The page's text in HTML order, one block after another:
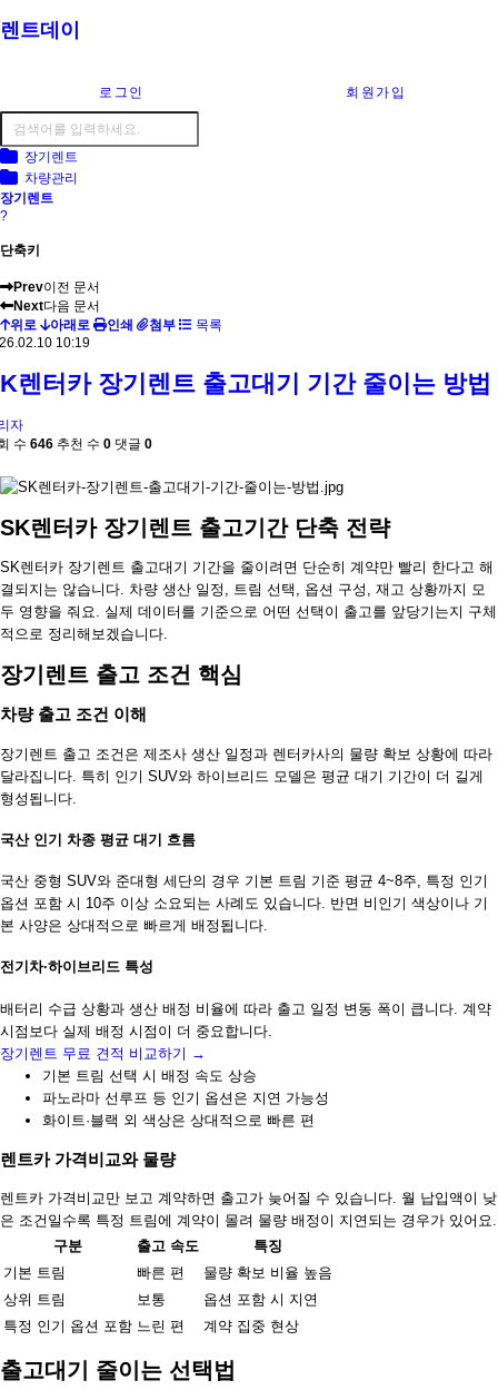
렌트데이
로그인 회원가입
장기렌트
차량관리
장기렌트
?
단축키
Prev이전 문서
Next다음 문서
위로
아래로 인쇄 첨부
목록
10:19
렌터카 장기렌트 출고대기 기간 줄이는 방법
자
수 646 추천 수 0 댓글 0
SK렌터카 장기렌트 출고기간 단축 전략
SK렌터카 장기렌트 출고대기 기간을 줄이려면 단순히 계약만 빨리 한다고 해
결되지는 않습니다. 차량 생산 일정, 트림 선택, 옵션 구성, 재고 상황까지 모
두 영향을 줘요. 실제 데이터를 기준으로 어떤 선택이 출고를 앞당기는지 구체
적으로 정리해보겠습니다.
장기렌트 출고 조건 핵심
차량 출고 조건 이해
장기렌트 출고 조건은 제조사 생산 일정과 렌터카사의 물량 확보 상황에 따라
달라집니다. 특히 인기 SUV와 하이브리드 모델은 평균 대기 기간이 더 길게
형성됩니다.
국산 인기 차종 평균 대기 흐름
국산 중형 SUV와 준대형 세단의 경우 기본 트림 기준 평균 4~8주, 특정 인기
옵션 포함 시 10주 이상 소요되는 사례도 있습니다. 반면 비인기 색상이나 기
본 사양은 상대적으로 빠르게 배정됩니다.
전기차·하이브리드 특성
배터리 수급 상황과 생산 배정 비율에 따라 출고 일정 변동 폭이 큽니다. 계약
시점보다 실제 배정 시점이 더 중요합니다.
장기렌트 무료 견적 비교하기 →
기본 트림 선택 시 배정 속도 상승
파노라마 선루프 등 인기 옵션은 지연 가능성
화이트·블랙 외 색상은 상대적으로 빠른 편
렌트카 가격비교와 물량
렌트카 가격비교만 보고 계약하면 출고가 늦어질 수 있습니다. 월 납입액이 낮
은 조건일수록 특정 트림에 계약이 몰려 물량 배정이 지연되는 경우가 있어요.
구분
출고 속도
특징
기본 트림
빠른 편
물량 확보 비율 높음
상위 트림
보통
옵션 포함 시 지연
특정 인기 옵션 포함 느린 편 계약 집중 현상
출고대기 줄이는 선택법